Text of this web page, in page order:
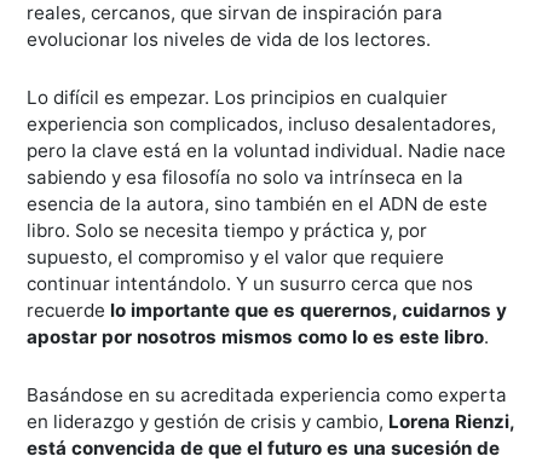
reales, cercanos, que sirvan de inspiración para
evolucionar los niveles de vida de los lectores.
Lo difícil es empezar. Los principios en cualquier
experiencia son complicados, incluso desalentadores,
pero la clave está en la voluntad individual. Nadie nace
sabiendo y esa filosofía no solo va intrínseca en la
esencia de la autora, sino también en el ADN de este
libro. Solo se necesita tiempo y práctica y, por
supuesto, el compromiso y el valor que requiere
continuar intentándolo. Y un susurro cerca que nos
recuerde lo importante que es querernos, cuidarnos y
apostar por nosotros mismos como lo es este libro.
Basándose en su acreditada experiencia como experta
en liderazgo y gestión de crisis y cambio, Lorena Rienzi,
está convencida de que el futuro es una sucesión de